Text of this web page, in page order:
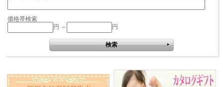
価格帯検索
円 ～
円